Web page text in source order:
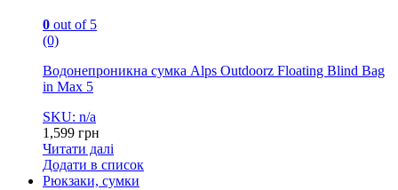
0 out of 5
(0)
Водонепроникна сумка Alps Outdoorz Floating Blind Bag
in Max 5
SKU: n/a
1,599 грн
Читати далі
Додати в список
Рюкзаки, сумки